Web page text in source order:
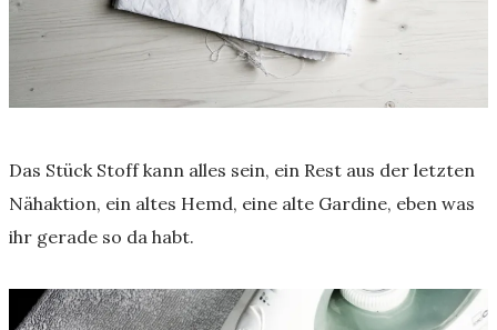
Das Stück Stoff kann alles sein, ein Rest aus der letzten
Nähaktion, ein altes Hemd, eine alte Gardine, eben was
ihr gerade so da habt.